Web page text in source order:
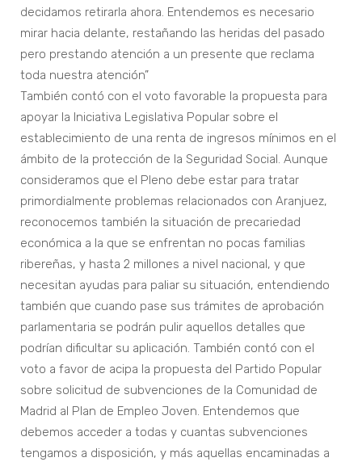
decidamos retirarla ahora. Entendemos es necesario
mirar hacia delante, restañando las heridas del pasado
pero prestando atención a un presente que reclama
toda nuestra atención”
También contó con el voto favorable la propuesta para
apoyar la Iniciativa Legislativa Popular sobre el
establecimiento de una renta de ingresos mínimos en el
ámbito de la protección de la Seguridad Social. Aunque
consideramos que el Pleno debe estar para tratar
primordialmente problemas relacionados con Aranjuez,
reconocemos también la situación de precariedad
económica a la que se enfrentan no pocas familias
ribereñas, y hasta 2 millones a nivel nacional, y que
necesitan ayudas para paliar su situación, entendiendo
también que cuando pase sus trámites de aprobación
parlamentaria se podrán pulir aquellos detalles que
podrían dificultar su aplicación. También contó con el
voto a favor de acipa la propuesta del Partido Popular
sobre solicitud de subvenciones de la Comunidad de
Madrid al Plan de Empleo Joven. Entendemos que
debemos acceder a todas y cuantas subvenciones
tengamos a disposición, y más aquellas encaminadas a